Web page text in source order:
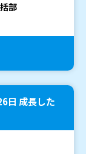
部
日 成長した